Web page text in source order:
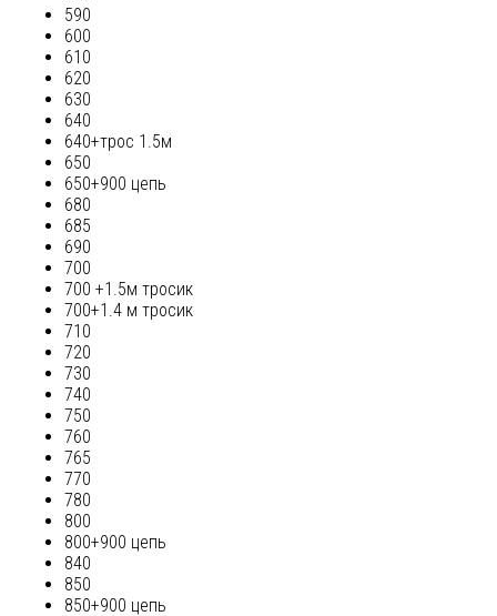
590
600
610
620
630
640
640+трос 1.5м
650
650+900 цепь
680
685
690
700
700 +1.5м тросик
700+1.4 м тросик
710
720
730
740
750
760
765
770
780
800
800+900 цепь
840
850
850+900 цепь